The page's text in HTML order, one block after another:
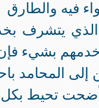
والطارق
يتشرف
بشيء
تحيط بكل